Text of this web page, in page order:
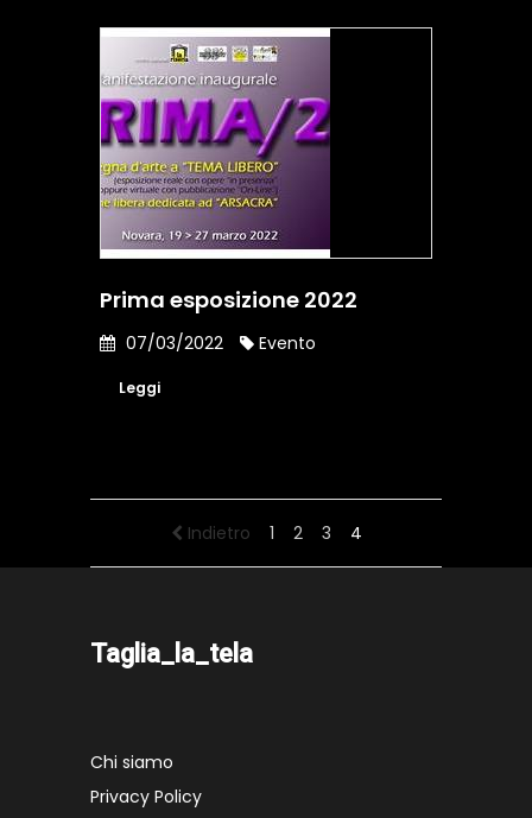
Prima esposizione 2022
07/03/2022 Evento
Leggi
Indietro 1 2 3 4
Taglia_la_tela
Chi siamo
Privacy Policy